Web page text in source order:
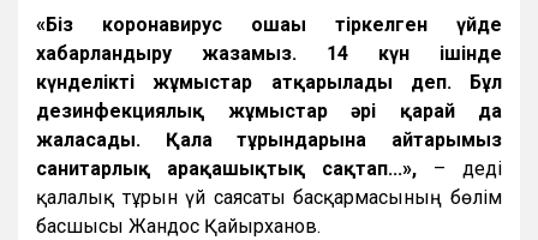
«Біз коронавирус ошағы тіркелген үйде
хабарландыру жазамыз. 14 күн ішінде
күнделікті жұмыстар атқарылады деп. Бұл
дезинфекциялық жұмыстар әрі қарай да
жалғасады. Қала тұрғындарына айтарымыз
санитарлық арақашықтық сақтап...», – деді
қалалық тұрғын үй саясаты басқармасының бөлім
басшысы Жандос Қайырханов.